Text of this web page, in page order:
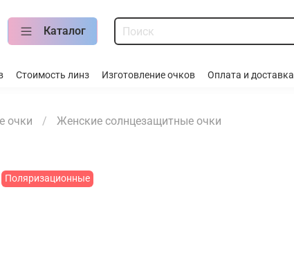
Каталог
Стоимость линз Изготовление очков Оплата и доставка
очки Женские солнцезащитные очки
Поляризационные